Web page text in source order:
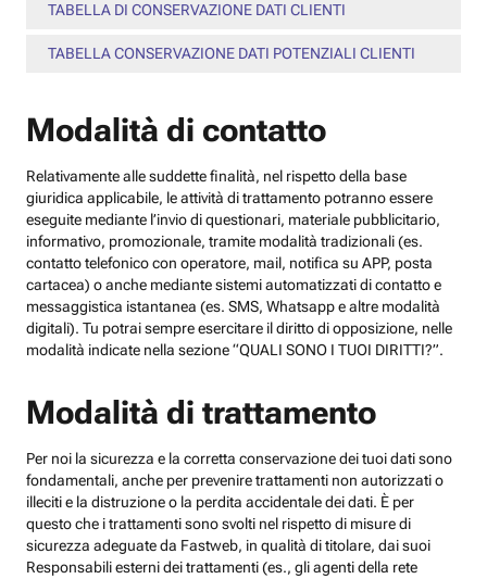
TABELLA DI CONSERVAZIONE DATI CLIENTI
TABELLA CONSERVAZIONE DATI POTENZIALI CLIENTI
Modalità di contatto
Relativamente alle suddette finalità, nel rispetto della base
giuridica applicabile, le attività di trattamento potranno essere
eseguite mediante l’invio di questionari, materiale pubblicitario,
informativo, promozionale, tramite modalità tradizionali (es.
contatto telefonico con operatore, mail, notifica su APP, posta
cartacea) o anche mediante sistemi automatizzati di contatto e
messaggistica istantanea (es. SMS, Whatsapp e altre modalità
digitali). Tu potrai sempre esercitare il diritto di opposizione, nelle
modalità indicate nella sezione “QUALI SONO I TUOI DIRITTI?”.
Modalità di trattamento
Per noi la sicurezza e la corretta conservazione dei tuoi dati sono
fondamentali, anche per prevenire trattamenti non autorizzati o
illeciti e la distruzione o la perdita accidentale dei dati. È per
questo che i trattamenti sono svolti nel rispetto di misure di
sicurezza adeguate da Fastweb, in qualità di titolare, dai suoi
Responsabili esterni dei trattamenti (es., gli agenti della rete